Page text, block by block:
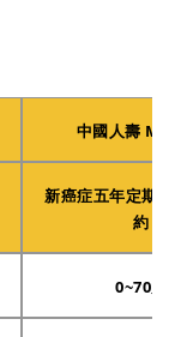
中國人壽
新癌症五年定期
約
0~70歲